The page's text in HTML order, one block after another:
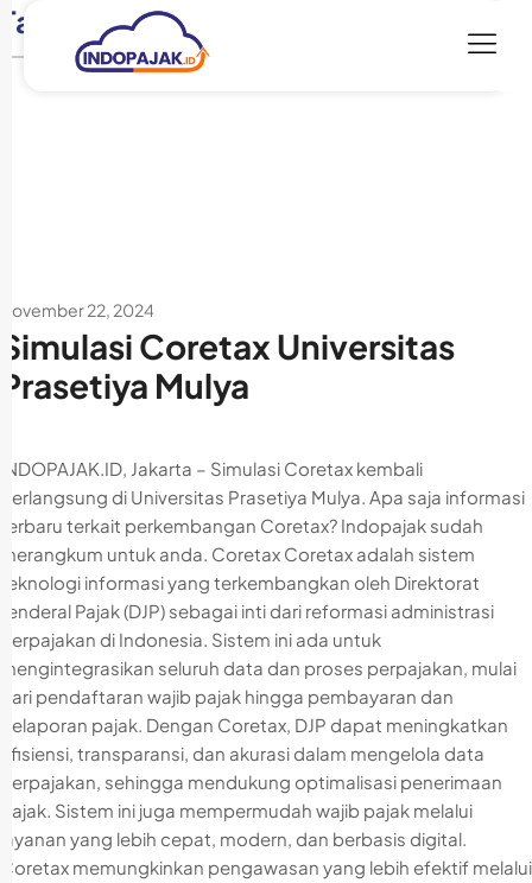
Tag: simulasi coretax
November 22, 2024
Simulasi Coretax Universitas
Prasetiya Mulya
INDOPAJAK.ID, Jakarta – Simulasi Coretax kembali
berlangsung di Universitas Prasetiya Mulya. Apa saja informasi
terbaru terkait perkembangan Coretax? Indopajak sudah
merangkum untuk anda. Coretax Coretax adalah sistem
teknologi informasi yang terkembangkan oleh Direktorat
Jenderal Pajak (DJP) sebagai inti dari reformasi administrasi
perpajakan di Indonesia. Sistem ini ada untuk
mengintegrasikan seluruh data dan proses perpajakan, mulai
dari pendaftaran wajib pajak hingga pembayaran dan
pelaporan pajak. Dengan Coretax, DJP dapat meningkatkan
efisiensi, transparansi, dan akurasi dalam mengelola data
perpajakan, sehingga mendukung optimalisasi penerimaan
pajak. Sistem ini juga mempermudah wajib pajak melalui
layanan yang lebih cepat, modern, dan berbasis digital.
Coretax memungkinkan pengawasan yang lebih efektif melalui